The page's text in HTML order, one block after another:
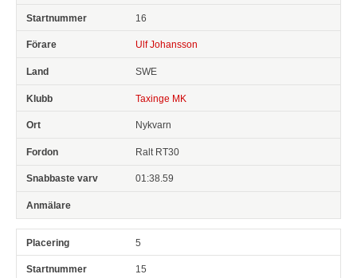
16
Ulf Johansson
SWE
Taxinge MK
Nykvarn
Ralt RT30
01:38.59
5
15